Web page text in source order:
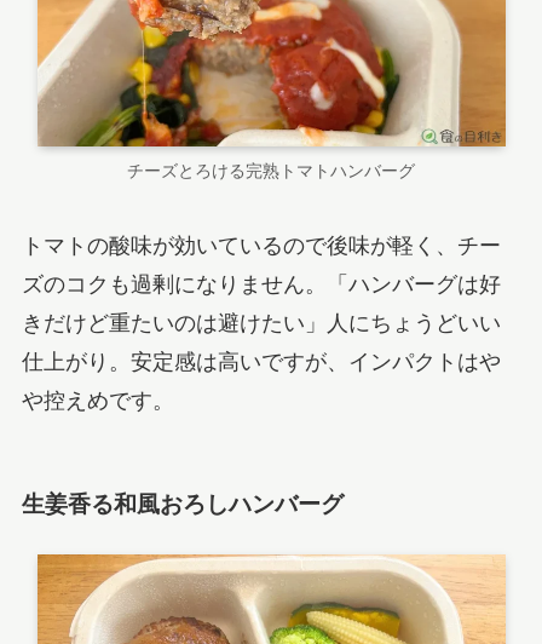
チーズとろける完熟トマトハンバーグ
トマトの酸味が効いているので後味が軽く、チー
ズのコクも過剰になりません。「ハンバーグは好
きだけど重たいのは避けたい」人にちょうどいい
仕上がり。安定感は高いですが、インパクトはや
や控えめです。
生姜香る和風おろしハンバーグ